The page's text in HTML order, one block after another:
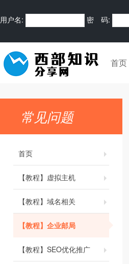
用户名: 密 码:
首页
常见问题
首页
【教程】虚拟主机
【教程】域名相关
【教程】企业邮局
【教程】SEO优化推广